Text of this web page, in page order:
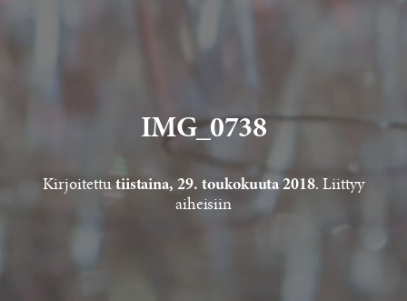
IMG_0738
Kirjoitettutiistaina, 29. toukokuuta 2018. Liittyy
aiheisiin